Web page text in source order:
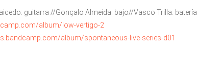
guitarra //Gonçalo Almeida: bajo//Vasco Trilla: batería
album/low-vertigo-2
album/spontaneous-live-series-d01